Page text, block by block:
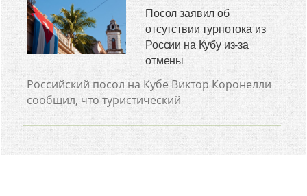
Посол заявил об
отсутствии турпотока из
России на Кубу из-за
отмены
Российский посол на Кубе Виктор Коронелли
сообщил, что туристический